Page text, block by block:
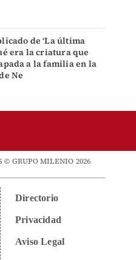
de ‘La última
era la criatura que
a la familia en la
Ne
© GRUPO MILENIO 2026
Directorio
Privacidad
Aviso Legal